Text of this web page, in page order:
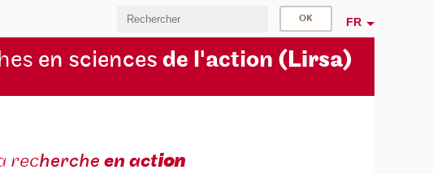
FR
en sciences de l'action (Lirsa)
recherche en action